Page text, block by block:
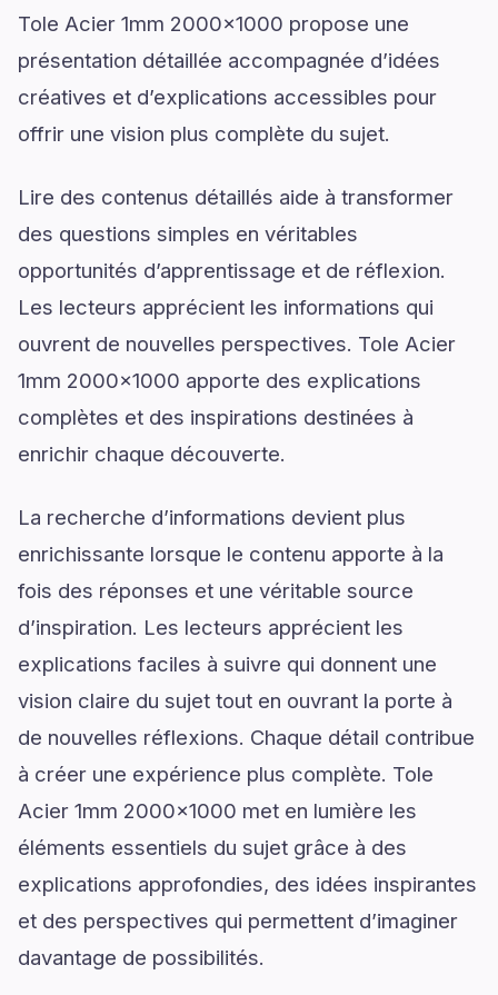
Tole Acier 1mm 2000x1000 propose une
présentation détaillée accompagnée d’idées
créatives et d’explications accessibles pour
offrir une vision plus complète du sujet.
Lire des contenus détaillés aide à transformer
des questions simples en véritables
opportunités d’apprentissage et de réflexion.
Les lecteurs apprécient les informations qui
ouvrent de nouvelles perspectives. Tole Acier
1mm 2000x1000 apporte des explications
complètes et des inspirations destinées à
enrichir chaque découverte.
La recherche d’informations devient plus
enrichissante lorsque le contenu apporte à la
fois des réponses et une véritable source
d’inspiration. Les lecteurs apprécient les
explications faciles à suivre qui donnent une
vision claire du sujet tout en ouvrant la porte à
de nouvelles réflexions. Chaque détail contribue
à créer une expérience plus complète. Tole
Acier 1mm 2000x1000 met en lumière les
éléments essentiels du sujet grâce à des
explications approfondies, des idées inspirantes
et des perspectives qui permettent d’imaginer
davantage de possibilités.